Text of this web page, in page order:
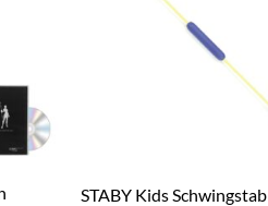
STABY Kids Schwingstab